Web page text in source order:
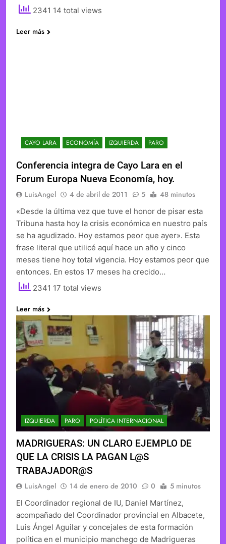
2341 14 total views
Leer más
CAYO LARA ECONOMÍA IZQUIERDA PARO
Conferencia integra de Cayo Lara en el
Forum Europa Nueva Economía, hoy.
LuisAngel 4 de abril de 2011 5 48 minutos
«Desde la última vez que tuve el honor de pisar esta
Tribuna hasta hoy la crisis económica en nuestro país
se ha agudizado. Hoy estamos peor que ayer». Esta
frase literal que utilicé aquí hace un año y cinco
meses tiene hoy total vigencia. Hoy estamos peor que
entonces. En estos 17 meses ha crecido…
2341 17 total views
Leer más
IZQUIERDA PARO POLÍTICA INTERNACIONAL
MADRIGUERAS: UN CLARO EJEMPLO DE
QUE LA CRISIS LA PAGAN L@S
TRABAJADOR@S
LuisAngel 14 de enero de 2010 0 5 minutos
El Coordinador regional de IU, Daniel Martínez,
acompañado del Coordinador provincial en Albacete,
Luis Ángel Aguilar y concejales de esta formación
política en el municipio manchego de Madrigueras